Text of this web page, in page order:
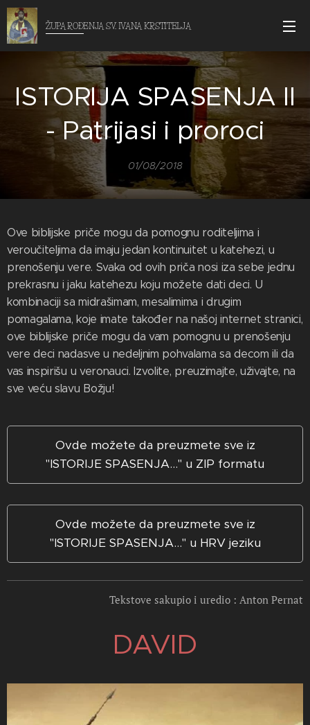
ŽUPA ROĐENJA SV. IVANA KRSTITELJA
ISTORIJA SPASENJA II
- Patrijasi i proroci
01/08/2018
Ove biblijske priče mogu da pomognu roditeljima i
veroučiteljima da imaju jedan kontinuitet u katehezi, u
prenošenju vere. Svaka od ovih priča nosi iza sebe jednu
prekrasnu i jaku katehezu koju možete dati deci. U
kombinaciji sa midrašimam, mesalimima i drugim
pomagalama, koje imate također na našoj internet stranici,
ove biblijske priče mogu da vam pomognu u prenošenju
vere deci nadasve u nedeljnim pohvalama sa decom ili da
vas inspirišu u veronauci. Izvolite, preuzimajte, uživajte, na
sve veću slavu Božju!
Ovde možete da preuzmete sve iz
"ISTORIJE SPASENJA..." u ZIP formatu
Ovde možete da preuzmete sve iz
"ISTORIJE SPASENJA..." u HRV jeziku
Tekstove sakupio i uredio : Anton Pernat
DAVID